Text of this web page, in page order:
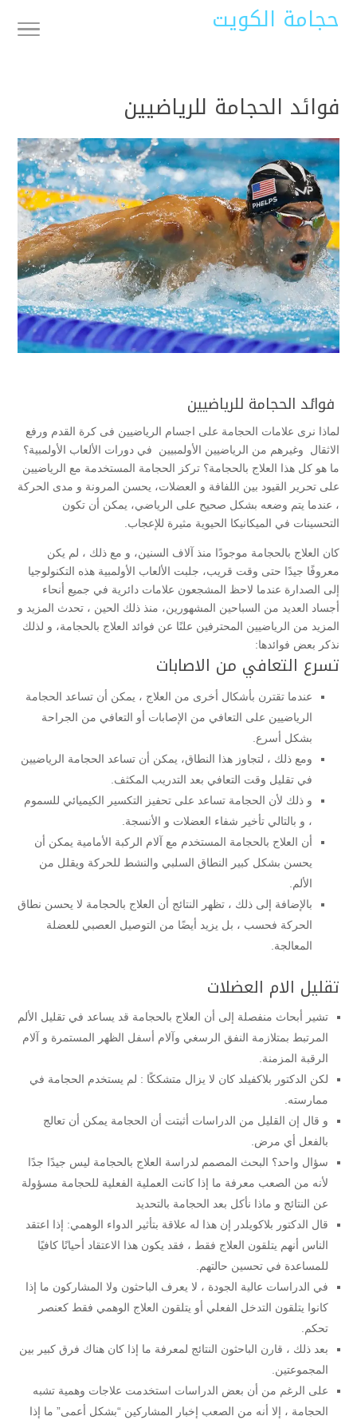
حجامة الكويت
فوائد الحجامة للرياضيين
فوائد الحجامة للرياضيين
لماذا نرى علامات الحجامة على اجسام الرياضيين فى كرة القدم ورفع
الاثقال وغيرهم من الرياضيين الأولمبيين في دورات الألعاب الأولمبية؟
ما هو كل هذا العلاج بالحجامة؟ تركز الحجامة المستخدمة مع الرياضيين
على تحرير القيود بين اللفافة و العضلات، يحسن المرونة و مدى الحركة
، عندما يتم وضعه بشكل صحيح على الرياضي، يمكن أن تكون
التحسينات في الميكانيكا الحيوية مثيرة للإعجاب.
كان العلاج بالحجامة موجودًا منذ آلاف السنين، و مع ذلك ، لم يكن
معروفًا جيدًا حتى وقت قريب، جلبت الألعاب الأولمبية هذه التكنولوجيا
إلى الصدارة عندما لاحظ المشجعون علامات دائرية في جميع أنحاء
أجساد العديد من السباحين المشهورين، منذ ذلك الحين ، تحدث المزيد و
المزيد من الرياضيين المحترفين علنًا عن فوائد العلاج بالحجامة، و لذلك
نذكر بعض فوائدها:
تسرع التعافي من الاصابات
عندما تقترن بأشكال أخرى من العلاج ، يمكن أن تساعد الحجامة
الرياضيين على التعافي من الإصابات أو التعافي من الجراحة
بشكل أسرع.
ومع ذلك ، لتجاوز هذا النطاق، يمكن أن تساعد الحجامة الرياضيين
في تقليل وقت التعافي بعد التدريب المكثف.
و ذلك لأن الحجامة تساعد على تحفيز التكسير الكيميائي للسموم
، و بالتالي تأخير شفاء العضلات و الأنسجة.
أن العلاج بالحجامة المستخدم مع آلام الركبة الأمامية يمكن أن
يحسن بشكل كبير النطاق السلبي والنشط للحركة ويقلل من
الألم.
بالإضافة إلى ذلك ، تظهر النتائج أن العلاج بالحجامة لا يحسن نطاق
الحركة فحسب ، بل يزيد أيضًا من التوصيل العصبي للعضلة
المعالجة.
تقليل الام العضلات
تشير أبحاث منفصلة إلى أن العلاج بالحجامة قد يساعد في تقليل الألم
المرتبط بمتلازمة النفق الرسغي وآلام أسفل الظهر المستمرة و آلام
الرقبة المزمنة.
لكن الدكتور بلاكفيلد كان لا يزال متشككًا : لم يستخدم الحجامة في
ممارسته.
و قال إن القليل من الدراسات أثبتت أن الحجامة يمكن أن تعالج
بالفعل أي مرض.
سؤال واحد؟ البحث المصمم لدراسة العلاج بالحجامة ليس جيدًا جدًا
لأنه من الصعب معرفة ما إذا كانت العملية الفعلية للحجامة مسؤولة
عن النتائج و ماذا نأكل بعد الحجامة بالتحديد
قال الدكتور بلاكويلدر إن هذا له علاقة بتأثير الدواء الوهمي: إذا اعتقد
الناس أنهم يتلقون العلاج فقط ، فقد يكون هذا الاعتقاد أحيانًا كافيًا
للمساعدة في تحسين حالتهم.
في الدراسات عالية الجودة ، لا يعرف الباحثون ولا المشاركون ما إذا
كانوا يتلقون التدخل الفعلي أو يتلقون العلاج الوهمي فقط كعنصر
تحكم.
بعد ذلك ، قارن الباحثون النتائج لمعرفة ما إذا كان هناك فرق كبير بين
المجموعتين.
على الرغم من أن بعض الدراسات استخدمت علاجات وهمية تشبه
الحجامة ، إلا أنه من الصعب إخبار المشاركين “بشكل أعمى” ما إذا